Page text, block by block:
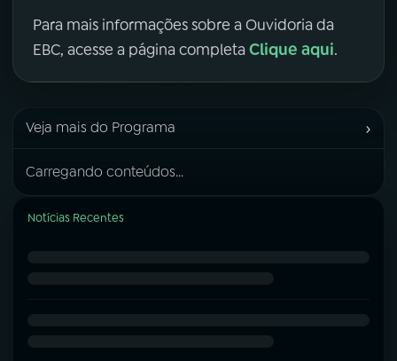
Para mais informações sobre a Ouvidoria da
EBC, acesse a página completa Clique aqui.
Veja mais do Programa ›
Carregando conteúdos...
Notícias Recentes